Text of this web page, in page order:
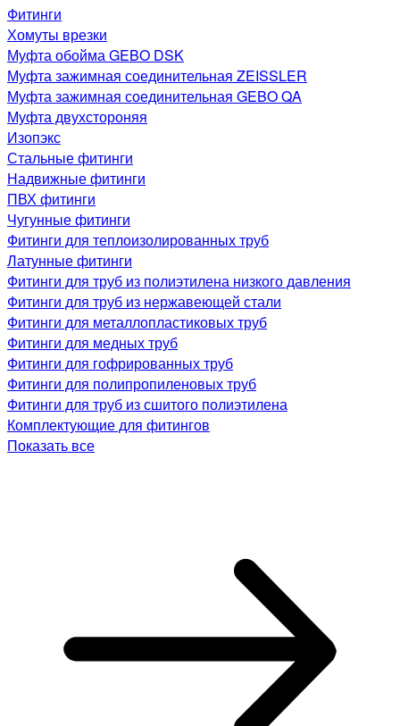
Фитинги
Хомуты врезки
Муфта обойма GEBO DSK
Муфта зажимная соединительная ZEISSLER
Муфта зажимная соединительная GEBO QA
Муфта двухстороняя
Изопэкс
Стальные фитинги
Надвижные фитинги
ПВХ фитинги
Чугунные фитинги
Фитинги для теплоизолированных труб
Латунные фитинги
Фитинги для труб из полиэтилена низкого давления
Фитинги для труб из нержавеющей стали
Фитинги для металлопластиковых труб
Фитинги для медных труб
Фитинги для гофрированных труб
Фитинги для полипропиленовых труб
Фитинги для труб из сшитого полиэтилена
Комплектующие для фитингов
Показать все